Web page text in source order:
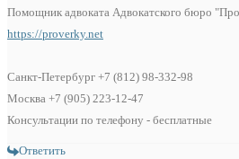
Помощник адвоката Адвокатского бюро
https://proverky.net
Санкт-Петербург +7 (812) 98-332-98
Москва +7 (905) 223-12-47
Консультации по телефону - бесплатные
Ответить